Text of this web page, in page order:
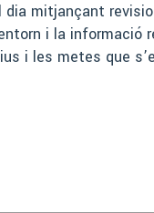
mitjançant
i la
i les metes que